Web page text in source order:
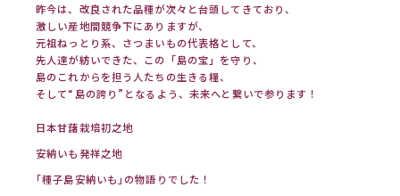
昨今は、改良された品種が次々と台頭してきており、
激しい産地間競争下にありますが、
元祖ねっとり系、さつまいもの代表格として、
先人達が紡いできた、この「島の宝」を守り、
島のこれからを担う人たちの生きる糧、
そして“島の誇り”となるよう、未来へと繋いで参ります！
日本甘藷栽培初之地
安納いも発祥之地
｢種子島安納いも｣の物語りでした！